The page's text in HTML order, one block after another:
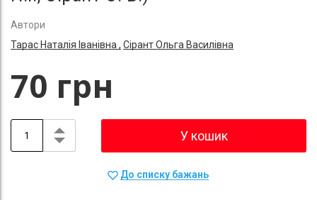
Автори
Тарас Наталія Іванівна , Сірант Ольга Василівна
70 грн
У кошик
До списку бажань